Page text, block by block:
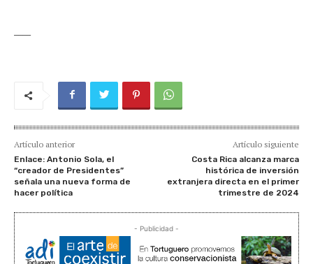
Artículo anterior
Enlace: Antonio Sola, el
“creador de Presidentes”
señala una nueva forma de
hacer política
Artículo siguiente
Costa Rica alcanza marca
histórica de inversión
extranjera directa en el primer
trimestre de 2024
- Publicidad -